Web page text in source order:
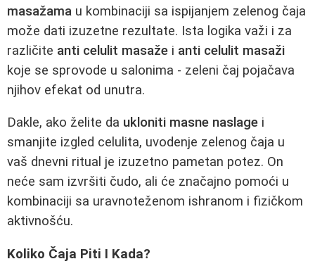
masažama u kombinaciji sa ispijanjem zelenog čaja
može dati izuzetne rezultate. Ista logika važi i za
različite anti celulit masaže i anti celulit masaži
koje se sprovode u salonima - zeleni čaj pojačava
njihov efekat od unutra.
Dakle, ako želite da ukloniti masne naslage i
smanjite izgled celulita, uvodenje zelenog čaja u
vaš dnevni ritual je izuzetno pametan potez. On
neće sam izvršiti čudo, ali će značajno pomoći u
kombinaciji sa uravnoteženom ishranom i fizičkom
aktivnošću.
Koliko Čaja Piti I Kada?